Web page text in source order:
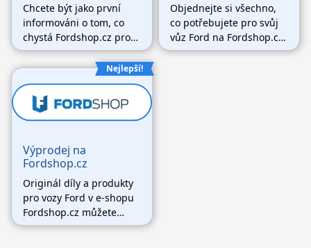
Chcete být jako první
informováni o tom, co
chystá Fordshop.cz pro
své věrné zákazníky?
Chcete dostávat novinky,
slevy a akce přímo do
vaší schránky? Stačí
pouze vyplnit e-mail a
odebírat jejich
Objednejte si všechno,
co potřebujete pro svůj
vůz Ford na Fordshop.cz,
utraťte nad 3000,- Kč a
Nejlepší!
Výprodej na
Fordshop.cz
Originál díly a produkty
pro vozy Ford v e-shopu
Fordshop.cz můžete
koupit v sekci Výprodeje